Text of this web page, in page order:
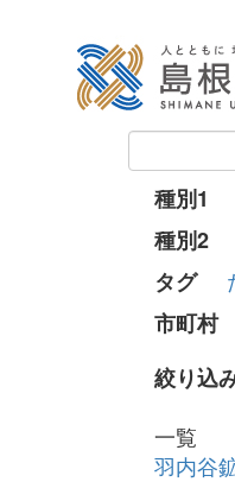
種別1
種別2
タグ
市町村
絞り込
一覧
羽内谷